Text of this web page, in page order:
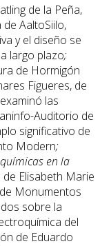
de la Peña,
AaltoSiilo,
y el diseño se
largo plazo;
de Hormigón
Figueres, de
las
Auditorio de
significativo de
Modern;
en la
de Elisabeth Marie
Monumentos
sobre la
del
de Eduardo